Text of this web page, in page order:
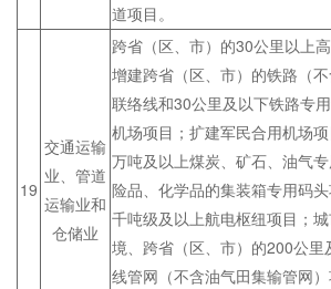
道项目。
19
交通运输
业、管道
运输业和
仓储业
跨省（区、市）的30公里以上
增建跨省（区、市）的铁路（
联络线和30公里及以下铁路专
机场项目；扩建军民合用机场
万吨及以上煤炭、矿石、油气
险品、化学品的集装箱专用码
千吨级及以上航电枢纽项目；
境、跨省（区、市）的200公里
线管网（不含油气田集输管网